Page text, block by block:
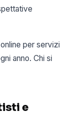
per servizi
anno. Chi si
e